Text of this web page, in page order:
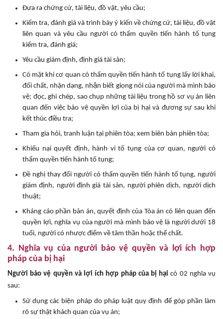
Đưa ra chứng cứ, tài liệu, đồ vật, yêu cầu;
Kiểm tra, đánh giá và trình bày ý kiến về chứng cứ, tài liệu, đồ vật
liên quan và yêu cầu người có thẩm quyền tiến hành tố tụng
kiểm tra, đánh giá;
Yêu cầu giám định, định giá tài sản;
Có mặt khi cơ quan có thẩm quyền tiến hành tố tụng lấy lời khai,
đối chất, nhận dạng, nhận biết giọng nói của người mà mình bảo
vệ; đọc, ghi chép, sao chụp những tài liệu trong hồ sơ vụ án liên
quan đến việc bảo vệ quyền lợi của bị hại và đương sự sau khi
kết thúc điều tra;
Tham gia hỏi, tranh luận tại phiên tòa; xem biên bản phiên tòa;
Khiếu nại quyết định, hành vi tố tụng của cơ quan, người có
thẩm quyền tiến hành tố tụng;
Đề nghị thay đổi người có thẩm quyền tiến hành tố tụng, người
giám định, người định giá tài sản, người phiên dịch, người dịch
thuật;
Kháng cáo phần bản án, quyết định của Tòa án có liên quan đến
quyền lợi, nghĩa vụ của người mà mình bảo vệ là người dưới 18
tuổi, người có nhược điểm về tâm thần hoặc thể chất.
4. Nghĩa vụ của người bảo vệ quyền và lợi ích hợp
pháp của bị hại
Người bảo vệ quyền và lợi ích hợp pháp của bị hại có 02 nghĩa vụ
sau:
Sử dụng các biện pháp do pháp luật quy định để góp phần làm
rõ sự thật khách quan của vụ án;